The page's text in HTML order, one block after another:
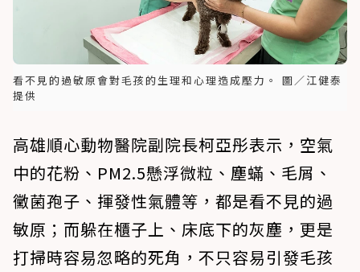
看不見的過敏原會對毛孩的生理和心理造成壓力。 圖／江健泰
提供
高雄順心動物醫院副院長柯亞彤表示，空氣
中的花粉、PM2.5懸浮微粒、塵蟎、毛屑、
黴菌孢子、揮發性氣體等，都是看不見的過
敏原；而躲在櫃子上、床底下的灰塵，更是
打掃時容易忽略的死角，不只容易引發毛孩